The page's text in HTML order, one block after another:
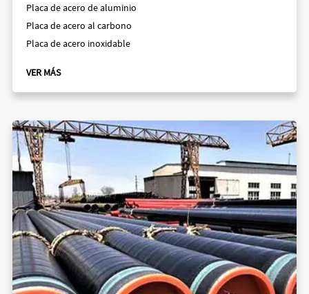
Placa de acero de aluminio
Placa de acero al carbono
Placa de acero inoxidable
VER MÁS